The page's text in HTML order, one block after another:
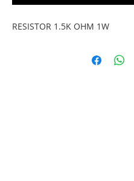
RESISTOR 1.5K OHM 1W